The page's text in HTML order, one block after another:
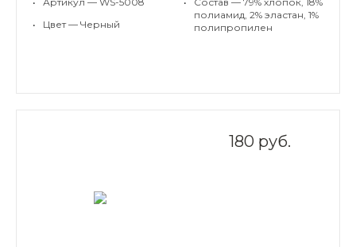
•
Цвет — Черный
полиамид, 2% эластан, 1%
полипропилен
180 руб.